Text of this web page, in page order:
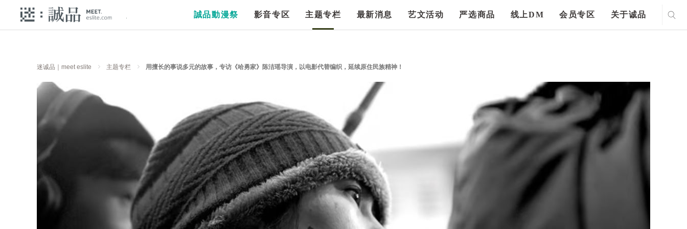
誠品動漫祭 影音专区 主题专栏 最新消息 艺文活动 严选商品 线上DM 会员专区 关于诚品
迷诚品｜meet eslite 主题专栏 用擅长的事说多元的故事，专访《哈勇家》陈洁瑶导演，以电影代替编织，延续原住民族精神！